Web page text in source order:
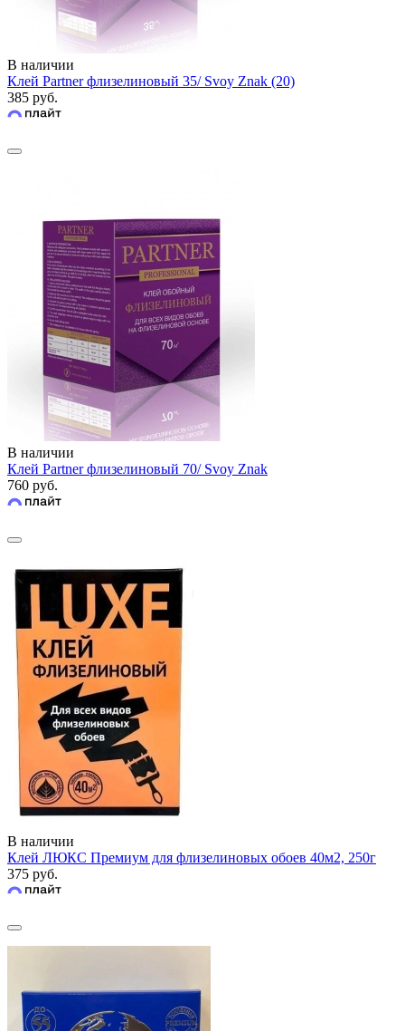
В наличии
Клей Partner флизелиновый 35/ Svoy Znak (20)
385 руб.
В наличии
Клей Partner флизелиновый 70/ Svoy Znak
760 руб.
В наличии
Клей ЛЮКС Премиум для флизелиновых обоев 40м2, 250г
375 руб.